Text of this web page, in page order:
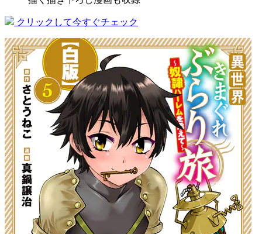
クリックして今すぐチェック